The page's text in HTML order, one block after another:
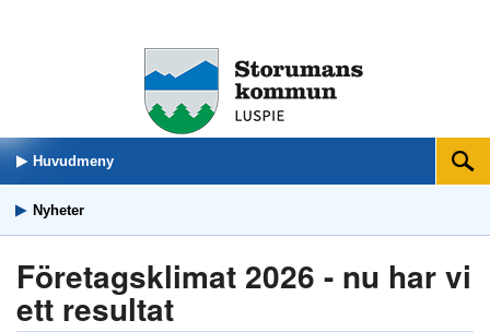
Huvudmeny Sök
Nyheter
Företagsklimat 2026 - nu har vi
ett resultat